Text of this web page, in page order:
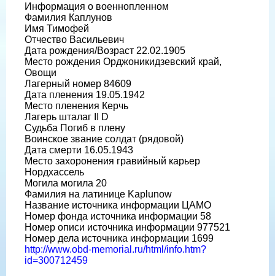
Информация о военнопленном
Фамилия Каплунов
Имя Тимофей
Отчество Васильевич
Дата рождения/Возраст 22.02.1905
Место рождения Орджоникидзевский край,
Овощи
Лагерный номер 84609
Дата пленения 19.05.1942
Место пленения Керчь
Лагерь шталаг II D
Судьба Погиб в плену
Воинское звание солдат (рядовой)
Дата смерти 16.05.1943
Место захоронения гравийный карьер
Нордхассель
Могила могила 20
Фамилия на латинице Kaplunow
Название источника информации ЦАМО
Номер фонда источника информации 58
Номер описи источника информации 977521
Номер дела источника информации 1699
http://www.obd-memorial.ru/html/info.htm?
id=300712459